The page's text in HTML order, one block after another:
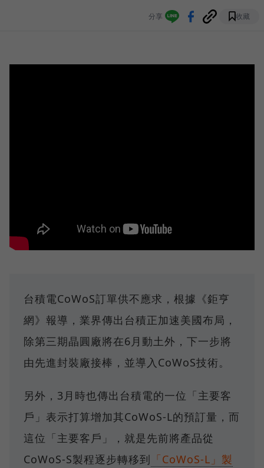
分享 收藏
台積電CoWoS訂單供不應求，根據《鉅亨
網》報導，業界傳出台積正加速美國布局，
除第三期晶圓廠將在6月動土外，下一步將
由先進封裝廠接棒，並導入CoWoS技術。
另外，3月時也傳出台積電的一位「主要客
戶」表示打算增加其CoWoS-L的預訂量，而
這位「主要客戶」，就是先前將產品從
CoWoS-S製程逐步轉移到 「CoWoS-L」製